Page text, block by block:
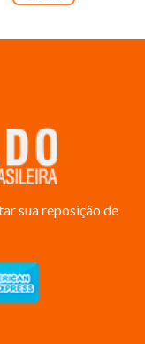
sua reposição de